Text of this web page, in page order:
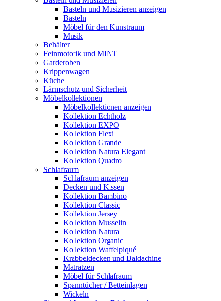
Basteln und Musizieren anzeigen
Basteln
Möbel für den Kunstraum
Musik
Behälter
Feinmotorik und MINT
Garderoben
Krippenwagen
Küche
Lärmschutz und Sicherheit
Möbelkollektionen
Möbelkollektionen anzeigen
Kollektion Echtholz
Kollektion EXPO
Kollektion Flexi
Kollektion Grande
Kollektion Natura Elegant
Kollektion Quadro
Schlafraum
Schlafraum anzeigen
Decken und Kissen
Kollektion Bambino
Kollektion Classic
Kollektion Jersey
Kollektion Musselin
Kollektion Natura
Kollektion Organic
Kollektion Waffelpiqué
Krabbeldecken und Baldachine
Matratzen
Möbel für Schlafraum
Spanntücher / Betteinlagen
Wickeln